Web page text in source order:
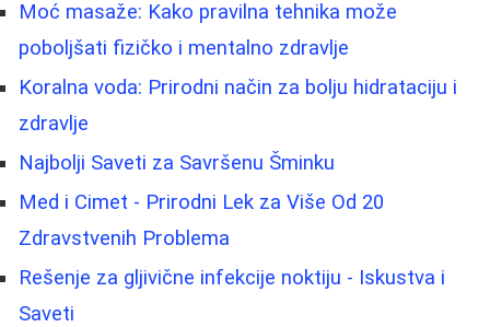
Moć masaže: Kako pravilna tehnika može
poboljšati fizičko i mentalno zdravlje
Koralna voda: Prirodni način za bolju hidrataciju i
zdravlje
Najbolji Saveti za Savršenu Šminku
Med i Cimet - Prirodni Lek za Više Od 20
Zdravstvenih Problema
Rešenje za gljivične infekcije noktiju - Iskustva i
Saveti